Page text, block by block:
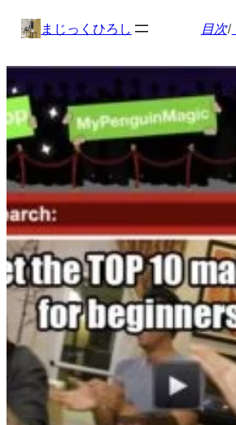
ス
キ
ッ
プ
まじっくひろし 目次/